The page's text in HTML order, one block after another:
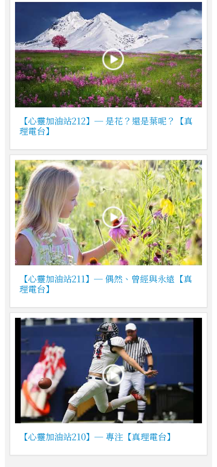
【心靈加油站212】─ 是花？還是葉呢？【真
理電台】
【心靈加油站211】─ 偶然、曾經與永遠【真
理電台】
【心靈加油站210】─ 專注【真理電台】